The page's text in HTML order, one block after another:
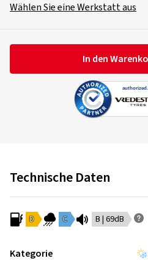
Wählen Sie eine Werkstatt aus
In den
Technische Daten
D C B | 69dB
Kategorie